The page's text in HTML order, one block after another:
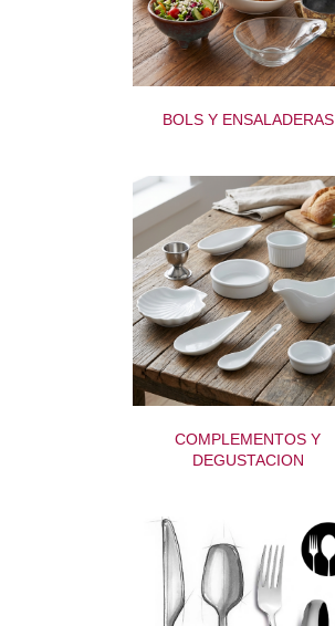
BOLS Y ENSALADERAS
COMPLEMENTOS Y
DEGUSTACION